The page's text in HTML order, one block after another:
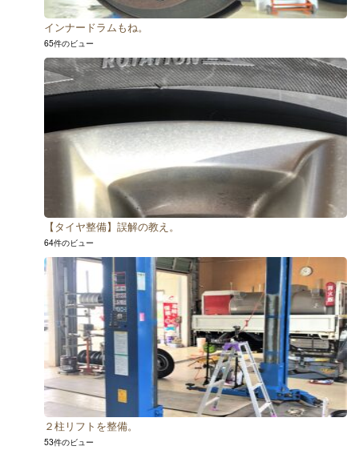
インナードラムもね。
65件のビュー
【タイヤ整備】誤解の教え。
64件のビュー
２柱リフトを整備。
53件のビュー